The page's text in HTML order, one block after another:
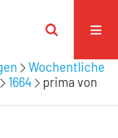
Wochentliche
1664
prima von